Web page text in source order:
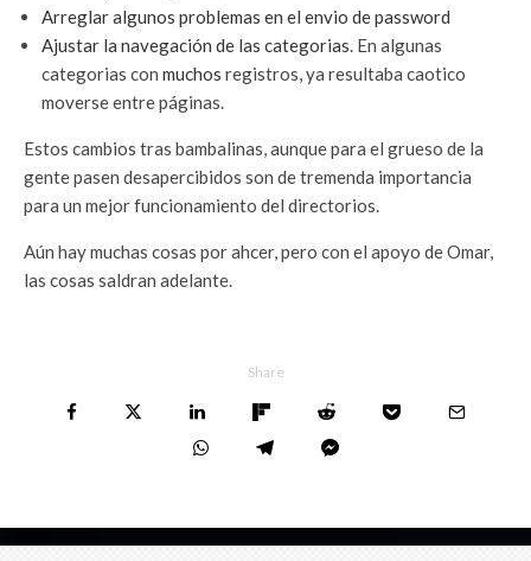
Arreglar algunos problemas en el envio de password
Ajustar la navegación de las categorias. En algunas
categorias con muchos registros, ya resultaba caotico
moverse entre páginas.
Estos cambios tras bambalinas, aunque para el grueso de la
gente pasen desapercibidos son de tremenda importancia
para un mejor funcionamiento del directorios.
Aún hay muchas cosas por ahcer, pero con el apoyo de Omar,
las cosas saldran adelante.
Share